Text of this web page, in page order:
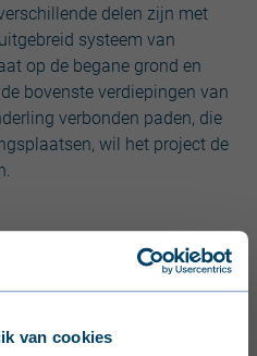
van cookies
delen zijn met
systeem van
op de begane grond en
bovenste verdiepingen van
verbonden paden, die
wil het project de